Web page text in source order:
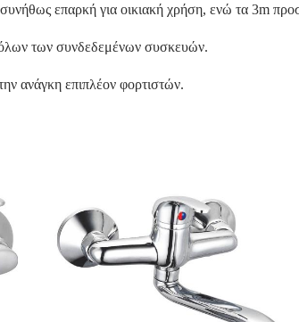
επαρκή για οικιακή χρήση, ενώ τα 3m
όλων των συνδεδεμένων συσκευών.
ανάγκη επιπλέον φορτιστών.